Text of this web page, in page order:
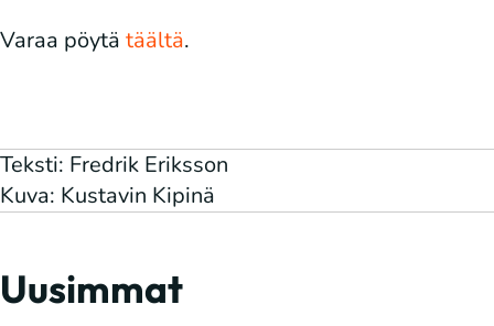
Varaa pöytä täältä.
Teksti: Fredrik Eriksson
Kuva: Kustavin Kipinä
Uusimmat